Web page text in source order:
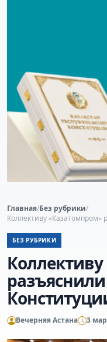
Главная/Без рубрики/
Коллективу «Казатомпром»
БЕЗ РУБРИКИ
Вечерняя Астана 3